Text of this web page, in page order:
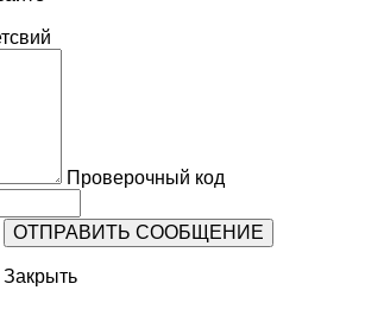
Проверочный код
Закрыть